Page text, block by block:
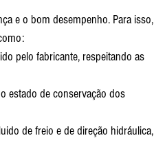
e o bom desempenho. Para isso,
pelo fabricante, respeitando as
estado de conservação dos
de freio e de direção hidráulica,